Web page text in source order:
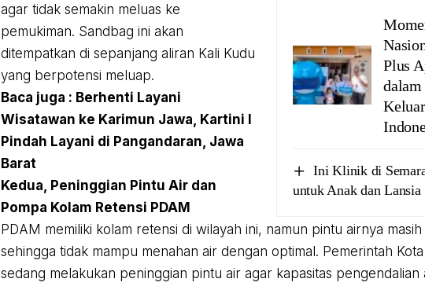
Plus
Ini Klinik di
untuk Anak dan Lansia
agar tidak semakin meluas ke
pemukiman. Sandbag ini akan
ditempatkan di sepanjang aliran Kali Kudu
yang berpotensi meluap.
Baca juga : Berhenti Layani
Wisatawan ke Karimun Jawa, Kartini I
Pindah Layani di Pangandaran, Jawa
Barat
Kedua, Peninggian Pintu Air dan
Pompa Kolam Retensi PDAM
PDAM memiliki kolam retensi di wilayah ini, namun pintu airnya
sehingga tidak mampu menahan air dengan optimal. Pemerintah
sedang melakukan peninggian pintu air agar kapasitas pengendalian